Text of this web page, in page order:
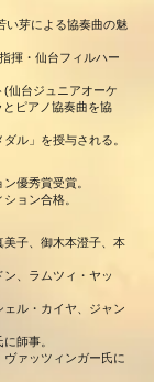
い芽による協奏曲の魅
揮・仙台フィルハー
ジュニアオーケ
ピアノ協奏曲を協
ル」を授与される。
優秀賞受賞。
ョン合格。
美子、御木本澄子、本
、ラムツィ・ヤッ
ル・カイヤ、ジャン
師事。
ァッツィンガー氏に